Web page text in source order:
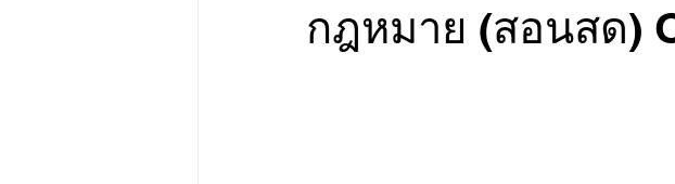
กฎหมาย (สอนสด)